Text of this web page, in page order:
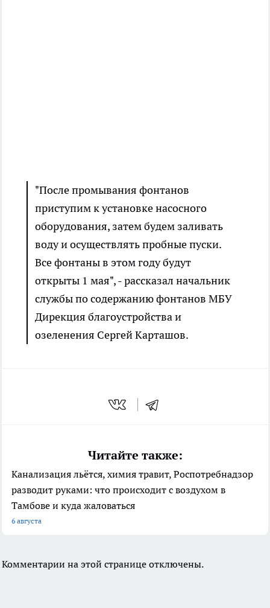
"После промывания фонтанов
приступим к установке насосного
оборудования, затем будем заливать
воду и осуществлять пробные пуски.
Все фонтаны в этом году будут
открыты 1 мая", - рассказал начальник
службы по содержанию фонтанов МБУ
Дирекция благоустройства и
озеленения Сергей Карташов.
Читайте также:
Канализация льётся, химия травит, Роспотребнадзор
разводит руками: что происходит с воздухом в
Тамбове и куда жаловаться
6 августа
Комментарии на этой странице отключены.